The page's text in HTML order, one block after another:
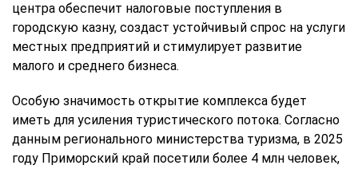
центра обеспечит налоговые поступления в
городскую казну, создаст устойчивый спрос на услуги
местных предприятий и стимулирует развитие
малого и среднего бизнеса.
Особую значимость открытие комплекса будет
иметь для усиления туристического потока. Согласно
данным регионального министерства туризма, в 2025
году Приморский край посетили более 4 млн человек,